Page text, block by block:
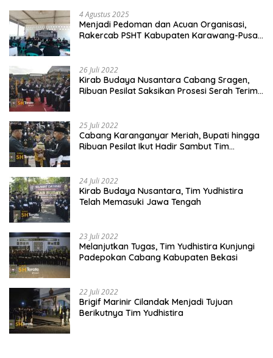
4 Agustus 2025
Menjadi Pedoman dan Acuan Organisasi,
Rakercab PSHT Kabupaten Karawang-Pusat
26 Juli 2022
Kirab Budaya Nusantara Cabang Sragen,
Ribuan Pesilat Saksikan Prosesi Serah Terima
25 Juli 2022
Cabang Karanganyar Meriah, Bupati hingga
Ribuan Pesilat Ikut Hadir Sambut Tim
24 Juli 2022
Kirab Budaya Nusantara, Tim Yudhistira
Telah Memasuki Jawa Tengah
23 Juli 2022
Melanjutkan Tugas, Tim Yudhistira Kunjungi
Padepokan Cabang Kabupaten Bekasi
22 Juli 2022
Brigif Marinir Cilandak Menjadi Tujuan
Berikutnya Tim Yudhistira